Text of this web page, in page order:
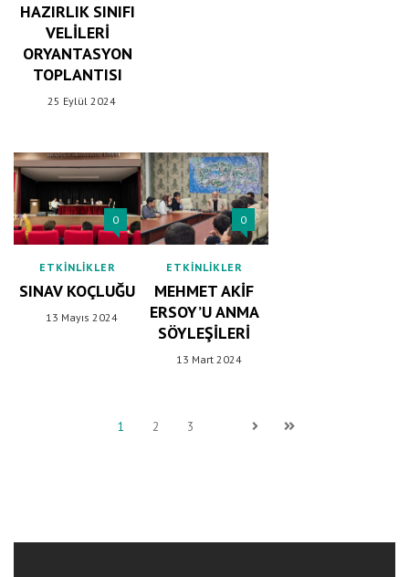
HAZIRLIK SINIFI
VELILERI
ORYANTASYON
TOPLANTISI
25 Eylül 2024
0
ETKINLIKLER
SINAV KOÇLUĞU
13 Mayıs 2024
0
ETKINLIKLER
MEHMET AKIF
ERSOY’U ANMA
SÖYLEŞILERI
13 Mart 2024
1 2 3